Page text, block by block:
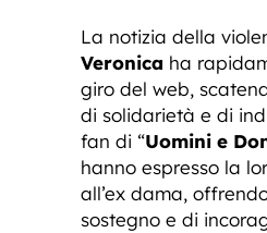
La notizia della
Veronica ha
giro del web,
di solidarietà e di
fan di “Uomini e
hanno espresso la
all’ex dama,
sostegno e di